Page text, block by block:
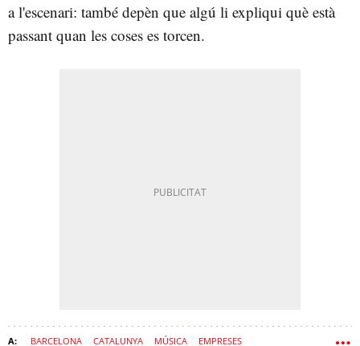
a l'escenari: també depèn que algú li expliqui què està
passant quan les coses es torcen.
BARCELONA CATALUNYA MÚSICA EMPRESES